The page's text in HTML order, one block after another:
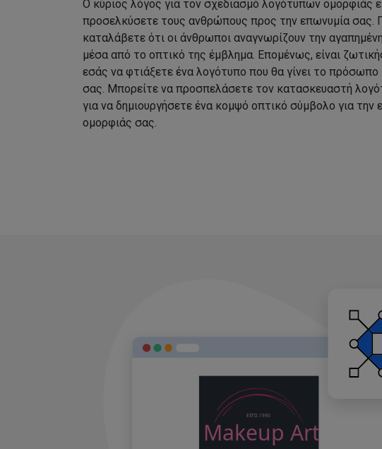
Ο κύριος λόγος για τον σχεδιασμό λογότυπων ομορφιάς
προσελκύσετε τους ανθρώπους προς την επωνυμία σας.
καταλάβετε ότι οι άνθρωποι αναγνωρίζουν την
μέσα από το οπτικό της έμβλημα. Επομένως, είναι
εσάς να φτιάξετε ένα λογότυπο που θα γίνει το πρόσωπο
σας. Μπορείτε να προσπελάσετε τον κατασκευαστή
για να δημιουργήσετε ένα κομψό οπτικό σύμβολο για την
ομορφιάς σας.